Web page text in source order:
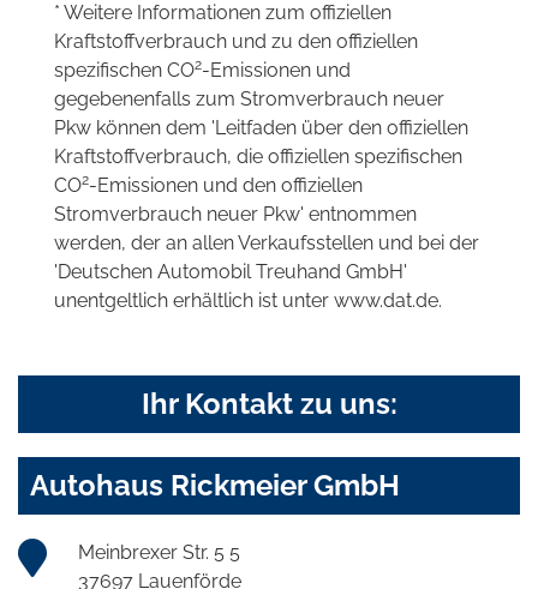
* Weitere Informationen zum offiziellen
Kraftstoffverbrauch und zu den offiziellen
spezifischen CO2-Emissionen und
gegebenenfalls zum Stromverbrauch neuer
Pkw können dem 'Leitfaden über den offiziellen
Kraftstoffverbrauch, die offiziellen spezifischen
CO2-Emissionen und den offiziellen
Stromverbrauch neuer Pkw' entnommen
werden, der an allen Verkaufsstellen und bei der
'Deutschen Automobil Treuhand GmbH'
unentgeltlich erhältlich ist unter www.dat.de.
Ihr Kontakt zu uns:
Autohaus Rickmeier GmbH
Meinbrexer Str. 5 5
37697 Lauenförde